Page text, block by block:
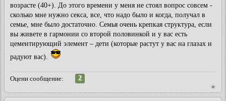
возрасте (40+). До этого времени у меня не стоял вопрос совсем -
сколько мне нужно секса, все, что надо было и когда, получал в
семье, мне было достаточно. Семья очень крепкая структура, если
вы живете в гармонии со второй половинкой и у вас есть
цементирующий элемент – дети (которые растут у вас на глазах и
радуют вас).
Оцени сообщение:
2